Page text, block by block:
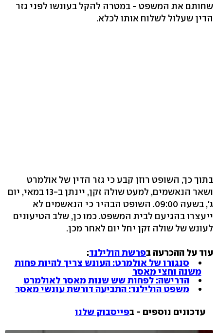
שחותם את המשפט - במטרה להקל בעונשו לפני גזר
הדין שעלול לשלוח אותו לכלא.
בתוך כך, השופט רוזן קבע כי גזר הדין של אולמרט
ושאר הנאשמים, למעט שולה זקן, יינתן ב-13 במאי, יום
ג', בשעה 09:00. השופט הבהיר כי הנאשמים לא
ייעצרו בהגיעם לבית המשפט. כמו כן, שלב הטיעונים
לעונש של שולה זקן יחל יום לאחר מכן.
עוד על ההכרעה בפרשת הולילנד:
סנגורו של אולמרט: העונש צריך להיות פחות
משנה וחצי מאסר
הדרישה: לפחות שש שנות מאסר לאולמרט
משפט הולילנד: התביעה דורשת עונשי מאסר
עדכונים נוספים - בפייסבוק שלנו